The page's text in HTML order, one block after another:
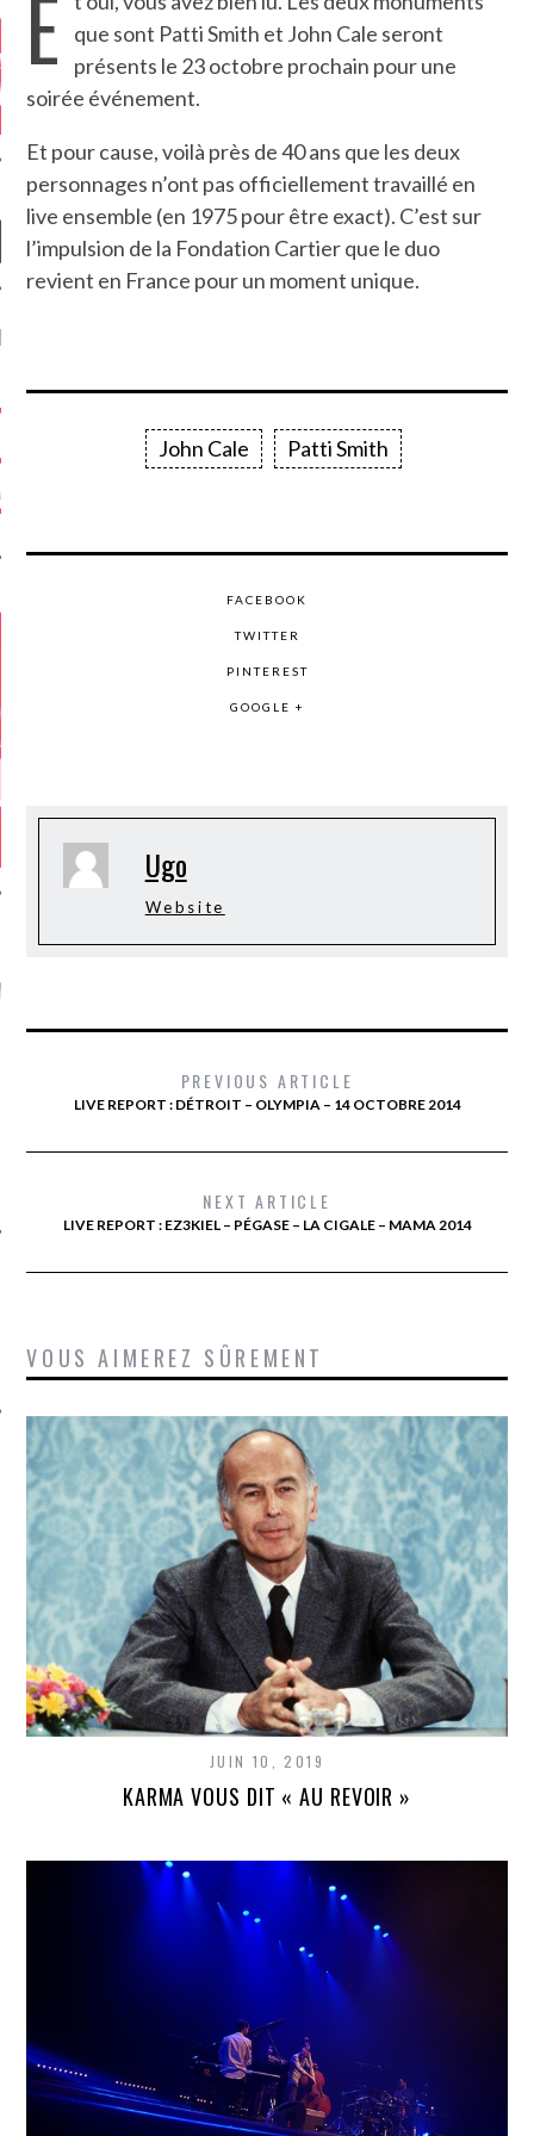
CRITIQUES
7.6
DUDE’S REV...
5.4
– HEL...
ANNIVERSAIRE
E
que sont Patti Smith et John Cale seront
présents le 23 octobre prochain pour une
soirée événement.
Et pour cause, voilà près de 40 ans que les deux
personnages n’ont pas officiellement travaillé en
live ensemble (en 1975 pour être exact). C’est sur
l’impulsion de la Fondation Cartier que le duo
revient en France pour un moment unique.
John Cale Patti Smith
FACEBOOK
TWITTER
PINTEREST
GOOGLE +
Ugo
Website
PREVIOUS ARTICLE
LIVE REPORT : DÉTROIT – OLYMPIA – 14 OCTOBRE 2014
NEXT ARTICLE
LIVE REPORT : EZ3KIEL – PÉGASE – LA CIGALE – MAMA 2014
VOUS AIMEREZ SÛREMENT
JUIN 10, 2019
KARMA VOUS DIT « AU REVOIR »